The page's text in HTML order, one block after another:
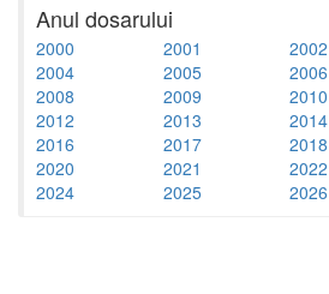
Anul dosarului
2000 2001 2002
2004
2005 2006
2008
2009 2010
2012
2013 2014
2016
2017 2018
2020
2021 2022
2024
2025 2026